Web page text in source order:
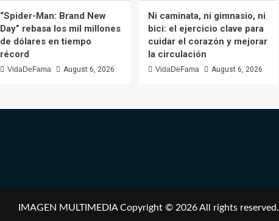
“Spider-Man: Brand New
Day” rebasa los mil millones
de dólares en tiempo
récord
VidaDeFama August 6, 2026
Ni caminata, ni gimnasio, ni
bici: el ejercicio clave para
cuidar el corazón y mejorar
la circulación
VidaDeFama August 6, 2026
IMAGEN MULTIMEDIA Copyright © 2026 All rights reserved.